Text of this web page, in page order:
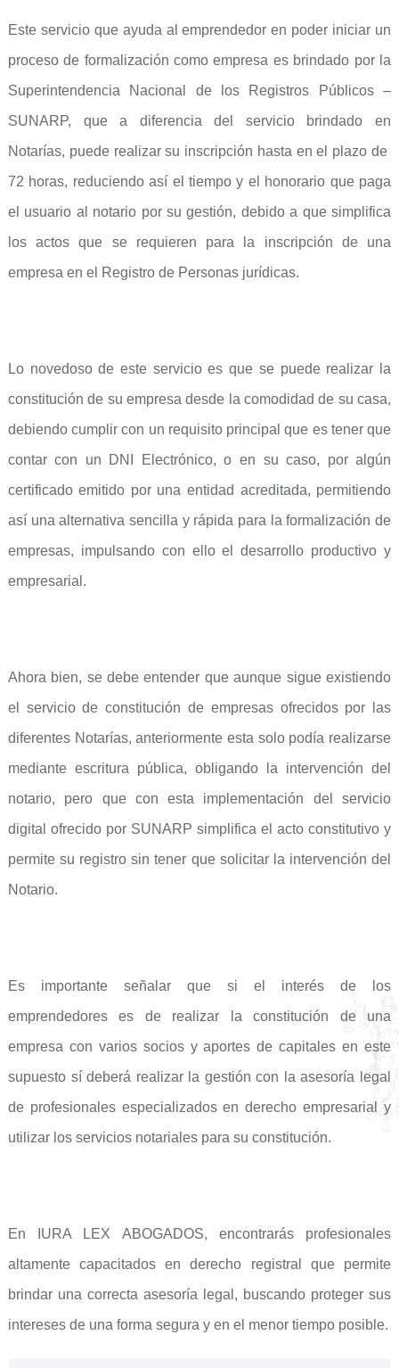
Este servicio que ayuda al emprendedor en poder iniciar un
proceso de formalización como empresa es brindado por la
Superintendencia Nacional de los Registros Públicos –
SUNARP, que a diferencia del servicio brindado en
Notarías, puede realizar su inscripción hasta en el plazo de
72 horas, reduciendo así el tiempo y el honorario que paga
el usuario al notario por su gestión, debido a que simplifica
los actos que se requieren para la inscripción de una
empresa en el Registro de Personas jurídicas.
Lo novedoso de este servicio es que se puede realizar la
constitución de su empresa desde la comodidad de su casa,
debiendo cumplir con un requisito principal que es tener que
contar con un DNI Electrónico, o en su caso, por algún
certificado emitido por una entidad acreditada, permitiendo
así una alternativa sencilla y rápida para la formalización de
empresas, impulsando con ello el desarrollo productivo y
empresarial.
Ahora bien, se debe entender que aunque sigue existiendo
el servicio de constitución de empresas ofrecidos por las
diferentes Notarías, anteriormente esta solo podía realizarse
mediante escritura pública, obligando la intervención del
notario, pero que con esta implementación del servicio
digital ofrecido por SUNARP simplifica el acto constitutivo y
permite su registro sin tener que solicitar la intervención del
Notario.
Es importante señalar que si el interés de los
emprendedores es de realizar la constitución de una
empresa con varios socios y aportes de capitales en este
supuesto sí deberá realizar la gestión con la asesoría legal
de profesionales especializados en derecho empresarial y
utilizar los servicios notariales para su constitución.
En IURA LEX ABOGADOS, encontrarás profesionales
altamente capacitados en derecho registral que permite
brindar una correcta asesoría legal, buscando proteger sus
intereses de una forma segura y en el menor tiempo posible.